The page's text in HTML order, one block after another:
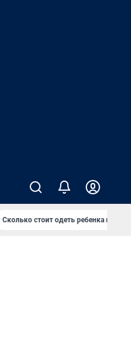
Сколько стоит одеть ребенка на